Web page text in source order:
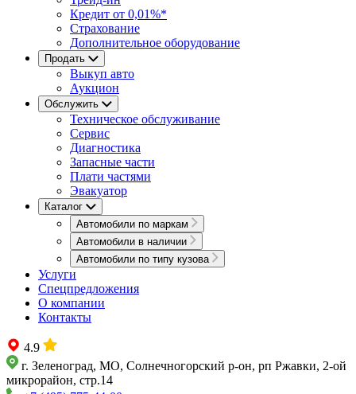
Кредит от 0,01%*
Страхование
Дополнительное оборудование
Продать
Выкуп авто
Аукцион
Обслужить
Техническое обслуживание
Сервис
Диагностика
Запасные части
Плати частями
Эвакуатор
Каталог
Автомобили по маркам
Автомобили в наличии
Автомобили по типу кузова
Услуги
Спецпредложения
О компании
Контакты
4.9
г. Зеленоград, МО, Солнечногорский р-он, рп Ржавки, 2-ой
микрорайон, стр.14